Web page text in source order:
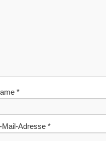
*
Mail-Adresse *